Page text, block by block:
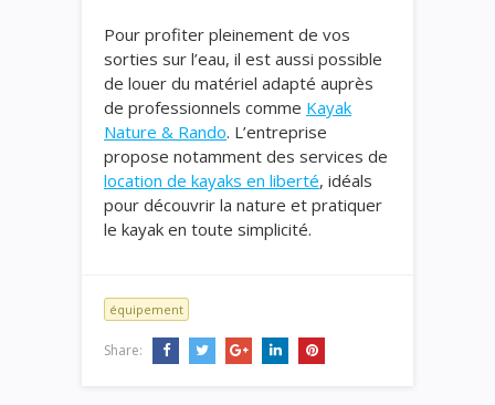
Pour profiter pleinement de vos
sorties sur l’eau, il est aussi possible
de louer du matériel adapté auprès
de professionnels comme Kayak
Nature & Rando. L’entreprise
propose notamment des services de
location de kayaks en liberté, idéals
pour découvrir la nature et pratiquer
le kayak en toute simplicité.
équipement
Share: